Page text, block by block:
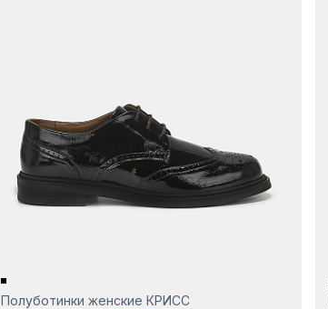
Полуботинки женские КРИСС